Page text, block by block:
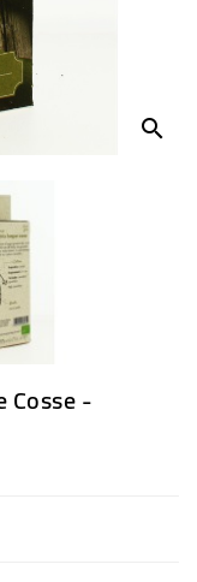
search
Cosse -